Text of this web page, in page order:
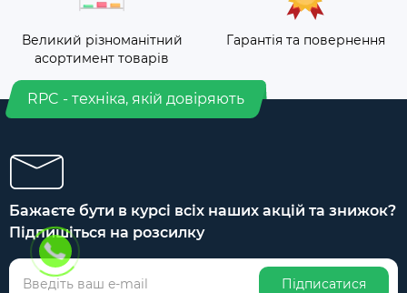
Великий різноманітний
асортимент товарів
Гарантія та повернення
RPC - техніка, якій довіряють
Бажаєте бути в курсі всіх наших акцій та знижок?
Підпишіться на розсилку
Підписатися